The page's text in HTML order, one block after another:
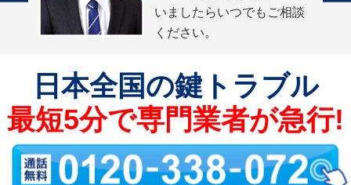
いましたらいつでもご相談
ください。
日本全国の鍵トラブル
最短5分で専門業者が急行!